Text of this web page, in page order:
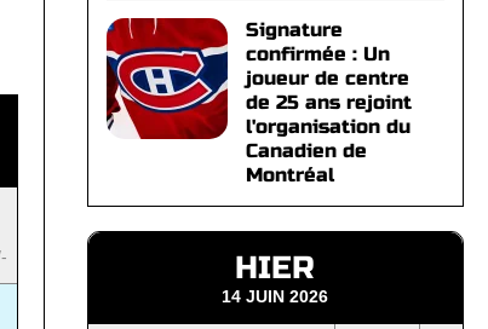
Signature
confirmée : Un
joueur de centre
de 25 ans rejoint
l'organisation du
Canadien de
Montréal
HIER
14 JUIN 2026